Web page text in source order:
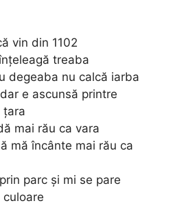
vin din 1102
treaba
degeaba nu calcă iarba
e ascunsă printre
țara
mai rău ca vara
mă încânte mai rău ca
parc și mi se pare
culoare